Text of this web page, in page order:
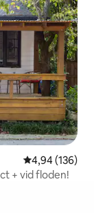
4,94 av 5 i
4,94 (136)
+ vid floden!